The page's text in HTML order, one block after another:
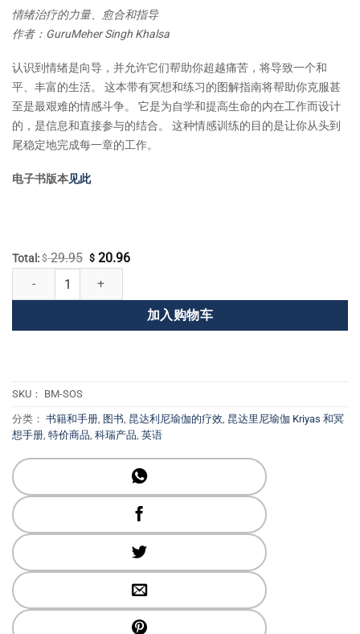
价
为：
前
价
为：
$ 20.96。
情绪治疗的力量、愈合和指导
作者：GuruMeher Singh Khalsa
认识到情绪是向导，并允许它们帮助你超越痛苦，将导致一个和
平、丰富的生活。 这本带有冥想和练习的图解指南将帮助你克服甚
至是最艰难的情感斗争。 它是为自学和提高生命的内在工作而设计
的，是信息和直接参与的结合。 这种情感训练的目的是让你从头到
尾稳定地完成每一章的工作。
电子书版本见此
Total: $29.95 原
为：
$20.96当
为：
灵魂的感觉：力量、愈合和指导的情感疗法 数量
加入购物车
SKU： BM-SOS
分类： 书籍和手册, 图书, 昆达利尼瑜伽的疗效, 昆达里尼瑜伽 Kriyas 和冥
想手册, 特价商品, 科瑞产品, 英语